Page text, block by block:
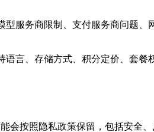
服务商限制、支付服务商问题
言、存储方式、积分定价、套餐
会按照隐私政策保留，包括安全